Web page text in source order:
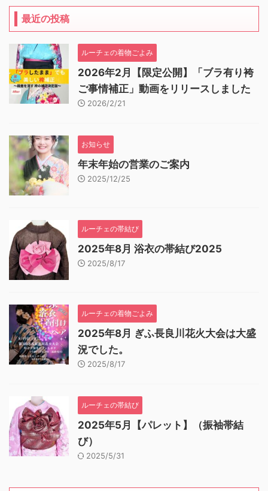
最近の投稿
ルーチェの着物ごよみ
2026年2月【限定公開】「ブラ有り袴
ご事情補正」動画をリリースしました
2026/2/21
お知らせ
年末年始の営業のご案内
2025/12/25
ルーチェの帯結び
2025年8月 浴衣の帯結び2025
2025/8/17
ルーチェの着物ごよみ
2025年8月 ぎふ長良川花火大会は大盛
況でした。
2025/8/17
ルーチェの帯結び
2025年5月【パレット】（振袖帯結
び）
2025/5/31